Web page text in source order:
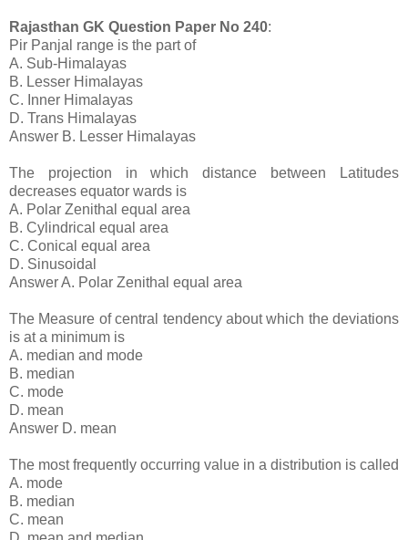
Rajasthan GK Question Paper No 240:
Pir Panjal range is the part of
A. Sub-Himalayas
B. Lesser Himalayas
C. Inner Himalayas
D. Trans Himalayas
Answer B. Lesser Himalayas
The projection in which distance between Latitudes
decreases equator wards is
A. Polar Zenithal equal area
B. Cylindrical equal area
C. Conical equal area
D. Sinusoidal
Answer A. Polar Zenithal equal area
The Measure of central tendency about which the deviations
is at a minimum is
A. median and mode
B. median
C. mode
D. mean
Answer D. mean
The most frequently occurring value in a distribution is called
A. mode
B. median
C. mean